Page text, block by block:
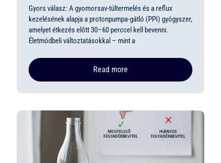
Gyors válasz: A gyomorsav-túltermelés és a reflux
kezelésének alapja a protonpumpa-gátló (PPI) gyógyszer,
amelyet étkezés előtt 30–60 perccel kell bevenni.
Életmódbeli változtatásokkal – mint a
Read more